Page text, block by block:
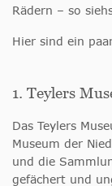
Rädern – so
Hier sind ein
1. Teylers
Das Teylers
Museum der
und die
gefächert und